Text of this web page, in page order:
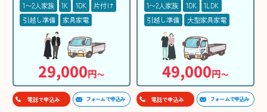
1〜2人家族 1K 1DK
片付け
引越し準備
家具家電
29,000円〜
電話で申込み フォームで申込み
1〜2人家族 1DK
1LDK
引越し準備
大型家具家電
49,000円〜
電話で申込み フォームで申込み